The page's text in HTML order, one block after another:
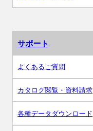
サポート
よくあるご質問
カタログ閲覧・資料請求
各種データダウンロード